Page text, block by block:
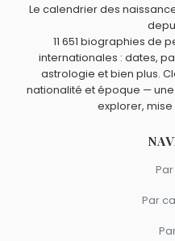
Gustav Kirchhoff.Georg Ohm
Poissons.
Le calendrier des
11 651 biographies de
internationales : dates,
astrologie et bien plus.
nationalité et époque —
explorer, mise
Par